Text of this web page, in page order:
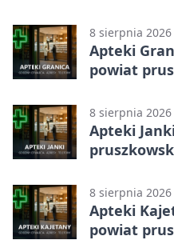
8 sierpnia 2026
Apteki
powiat
8 sierpnia 2026
Apteki
8 sierpnia 2026
Apteki
powiat